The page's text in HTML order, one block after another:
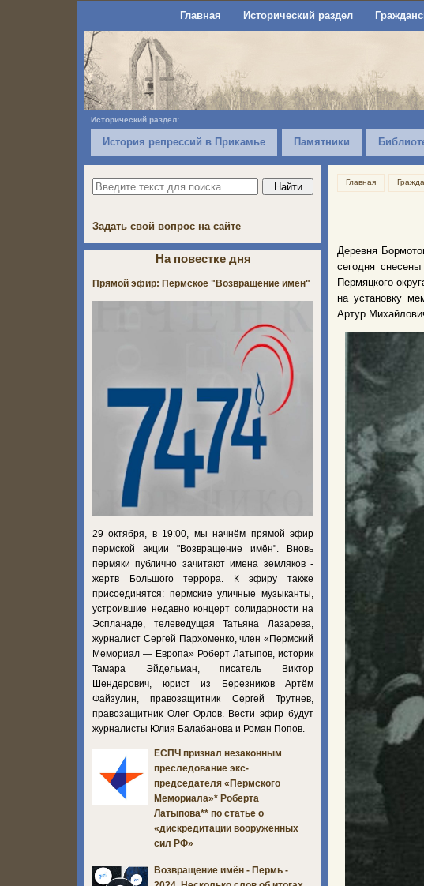
Главная Исторический раздел
Исторический раздел:
История репрессий в Прикамье Памятники
Главная
Деревня
сегодня
Пермяцкого
на установку
Артур
Задать свой вопрос на сайте
На повестке дня
Прямой эфир: Пермское "Возвращение имён"
29 октября, в 19:00, мы начнём прямой эфир
пермской акции "Возвращение имён". Вновь
пермяки публично зачитают имена земляков -
жертв Большого террора. К эфиру также
присоединятся: пермские уличные музыканты,
устроившие недавно концерт солидарности на
Эспланаде, телеведущая Татьяна Лазарева,
журналист Сергей Пархоменко, член «Пермский
Мемориал — Европа» Роберт Латыпов, историк
Тамара Эйдельман, писатель Виктор
Шендерович, юрист из Березников Артём
Файзулин, правозащитник Сергей Трутнев,
правозащитник Олег Орлов. Вести эфир будут
журналисты Юлия Балабанова и Роман Попов.
ЕСПЧ признал незаконным
преследование экс-
председателя «Пермского
Мемориала»* Роберта
Латыпова** по статье о
«дискредитации вооруженных
сил РФ»
Возвращение имён - Пермь -